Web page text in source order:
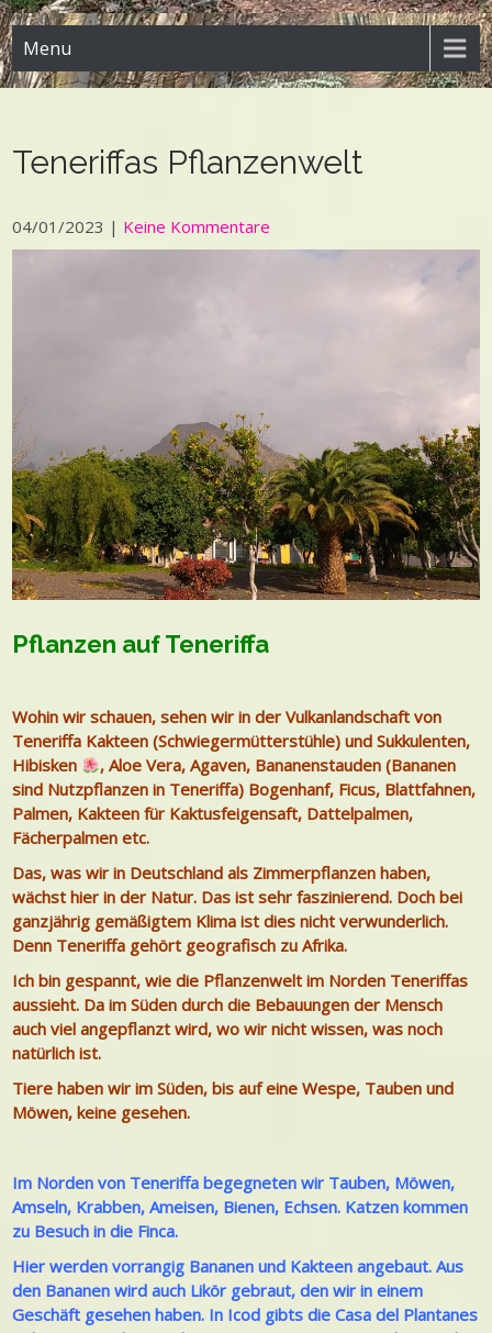
Menu
Teneriffas Pflanzenwelt
04/01/2023 | Keine Kommentare
Pflanzen auf Teneriffa
Wohin wir schauen, sehen wir in der Vulkanlandschaft von
Teneriffa Kakteen (Schwiegermütterstühle) und Sukkulenten,
Hibisken
, Aloe Vera, Agaven, Bananenstauden (Bananen
sind Nutzpflanzen in Teneriffa) Bogenhanf, Ficus, Blattfahnen,
Palmen, Kakteen für Kaktusfeigensaft, Dattelpalmen,
Fächerpalmen etc.
Das, was wir in Deutschland als Zimmerpflanzen haben,
wächst hier in der Natur. Das ist sehr faszinierend. Doch bei
ganzjährig gemäßigtem Klima ist dies nicht verwunderlich.
Denn Teneriffa gehört geografisch zu Afrika.
Ich bin gespannt, wie die Pflanzenwelt im Norden Teneriffas
aussieht. Da im Süden durch die Bebauungen der Mensch
auch viel angepflanzt wird, wo wir nicht wissen, was noch
natürlich ist.
Tiere haben wir im Süden, bis auf eine Wespe, Tauben und
Möwen, keine gesehen.
Im Norden von Teneriffa begegneten wir Tauben, Möwen,
Amseln, Krabben, Ameisen, Bienen, Echsen. Katzen kommen
zu Besuch in die Finca.
Hier werden vorrangig Bananen und Kakteen angebaut. Aus
den Bananen wird auch Likör gebraut, den wir in einem
Geschäft gesehen haben. In Icod gibts die Casa del Plantanes